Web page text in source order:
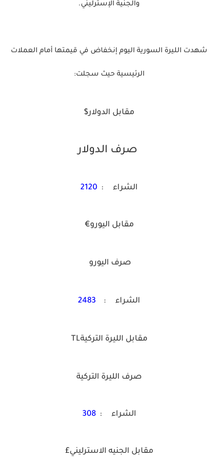
والجنية الإسترليني.
شهدت الليرة السورية اليوم إنخفاض في قيمتها أمام العملات
الرئيسية حيث سجلت:
مقابل الدولار$
صرف الدولار
الشراء : 2120
مقابل اليورو€
صرف اليورو
الشراء : 2483
مقابل الليرة التركيةTL
صرف الليرة التركية
الشراء :308
مقابل الجنيه الاسترليني£